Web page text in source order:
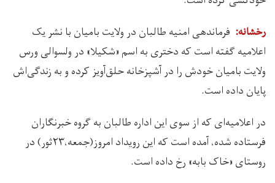
رخشانه:‌ فرماندهی امنیه طالبان در ولایت بامیان با نشر یک
اعلامیه گفته است که دختری به اسم «شکیلا»‌ در ولسوالی ورس
ولایت بامیان خودش را در آشپزخانه حلق‌آویز کرده و به زندگی‌اش
پایان داده است.
در اعلامیه‌‌ای که از سوی این اداره طالبان به گروه خبرنگاران
فرستاده شده، آمده است که این رویداد امروز(جمعه،۲۳ثور) در
روستای «خاک بابه» رخ داده است.